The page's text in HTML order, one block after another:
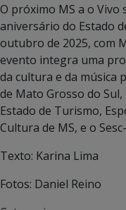
O próximo MS a o Vivo
aniversário do Estado
outubro de 2025, com
evento integra uma
da cultura e da música
de Mato Grosso do
Estado de Turismo,
Cultura de MS, e o
Texto: Karina Lima
Fotos: Daniel Reino